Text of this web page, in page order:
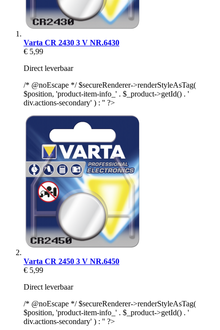
Varta CR 2430 3 V NR.6430
€ 5,99
Direct leverbaar
/* @noEscape */ $secureRenderer->renderStyleAsTag(
$position, 'product-item-info_' . $_product->getId() . '
div.actions-secondary' ) : '' ?>
Varta CR 2450 3 V NR.6450
€ 5,99
Direct leverbaar
/* @noEscape */ $secureRenderer->renderStyleAsTag(
$position, 'product-item-info_' . $_product->getId() . '
div.actions-secondary' ) : '' ?>